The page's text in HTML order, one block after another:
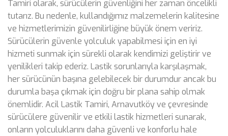
Tamiri olarak, sürücülerin güvenliğini her zaman öncelikli
tutarız. Bu nedenle, kullandığımız malzemelerin kalitesine
ve hizmetlerimizin güvenilirliğine büyük önem veririz.
Sürücülerin güvenle yolculuk yapabilmesi için en iyi
hizmeti sunmak için sürekli olarak kendimizi geliştirir ve
yenilikleri takip ederiz. Lastik sorunlarıyla karşılaşmak,
her sürücünün başına gelebilecek bir durumdur ancak bu
durumla başa çıkmak için doğru bir plana sahip olmak
önemlidir. Acil Lastik Tamiri, Arnavutköy ve çevresinde
sürücülere güvenilir ve etkili lastik hizmetleri sunarak,
onların yolculuklarını daha güvenli ve konforlu hale